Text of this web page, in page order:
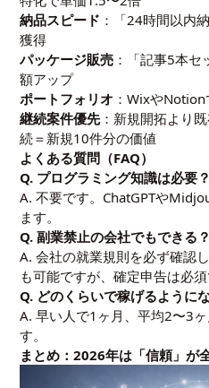
納品スピード ：「24時間以内
獲得
パッケージ販売 ：「記事5本
額アップ
ポートフォリオ ：Wixや
継続案件優先：新規開拓より
続＝新規10件分の価値
よくある質問（FAQ）
Q. プログラミング知識は必要？
A. 不要です。ChatGPTや
ます。
Q. 副業禁止の会社でもできる？
A. 会社の就業規則を必ず確認
も可能ですが、確定申告は必須
Q. どのくらいで稼げるように
A. 早い人で1ヶ月、平均2〜3
す。
まとめ：2026年は「信頼」が